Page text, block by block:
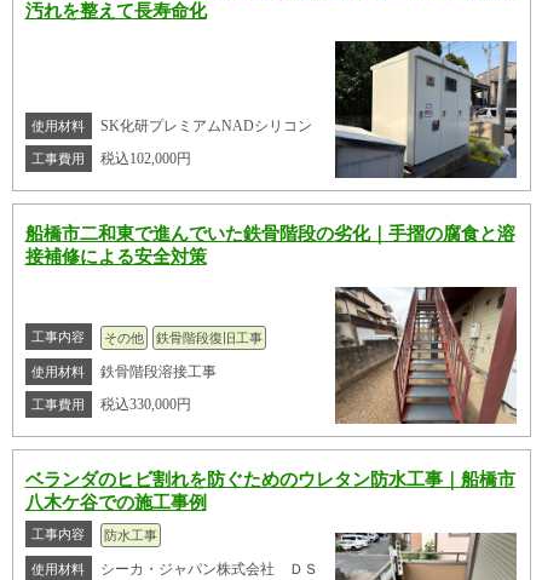
汚れを整えて長寿命化
使用材料 SK化研プレミアムNADシリコン
工事費用 税込102,000円
船橋市二和東で進んでいた鉄骨階段の劣化｜手摺の腐食と溶
接補修による安全対策
工事内容 その他 鉄骨階段復旧工事
使用材料 鉄骨階段溶接工事
工事費用 税込330,000円
ベランダのヒビ割れを防ぐためのウレタン防水工事｜船橋市
八木ケ谷での施工事例
工事内容 防水工事
使用材料
シーカ・ジャパン株式会社 ＤＳ